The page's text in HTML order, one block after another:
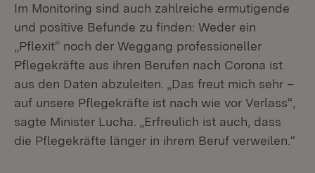
Im Monitoring sind auch zahlreiche ermutigende
und positive Befunde zu finden: Weder ein
„Pflexit“ noch der Weggang professioneller
Pflegekräfte aus ihren Berufen nach Corona ist
aus den Daten abzuleiten. „Das freut mich sehr –
auf unsere Pflegekräfte ist nach wie vor Verlass“,
sagte Minister Lucha. „Erfreulich ist auch, dass
die Pflegekräfte länger in ihrem Beruf verweilen.“